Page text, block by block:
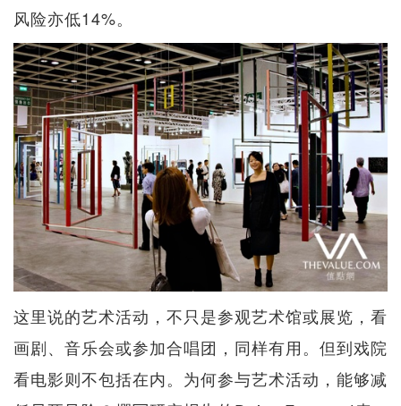
风险亦低14%。
这里说的艺术活动，不只是参观艺术馆或展览，看
画剧、音乐会或参加合唱团，同样有用。但到戏院
看电影则不包括在内。为何参与艺术活动，能够减